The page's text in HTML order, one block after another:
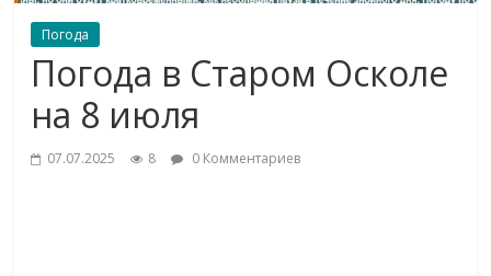
Погода
Погода в Старом Осколе
на 8 июля
07.07.2025 8 0 Комментариев